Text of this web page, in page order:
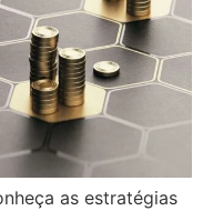
as estratégias